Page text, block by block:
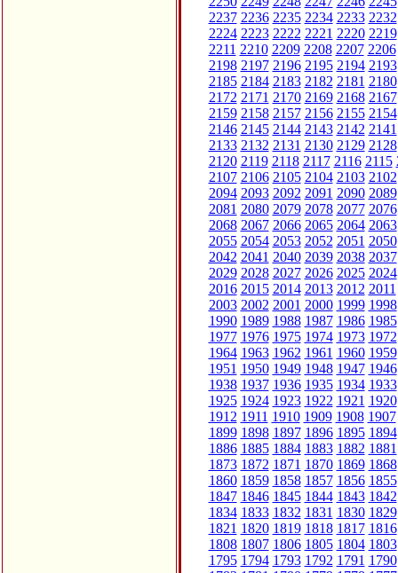
2237 2236 2235 2234 2233 2232
2224 2223 2222 2221 2220 2219
2211 2210 2209 2208 2207 2206
2198 2197 2196 2195 2194 2193
2185 2184 2183 2182 2181 2180
2172 2171 2170 2169 2168 2167
2159 2158 2157 2156 2155 2154
2146 2145 2144 2143 2142 2141
2133 2132 2131 2130 2129 2128
2120 2119 2118 2117 2116 2115
2107 2106 2105 2104 2103 2102
2094 2093 2092 2091 2090 2089
2081 2080 2079 2078 2077 2076
2068 2067 2066 2065 2064 2063
2055 2054 2053 2052 2051 2050
2042 2041 2040 2039 2038 2037
2029 2028 2027 2026 2025 2024
2016 2015 2014 2013 2012 2011
2003 2002 2001 2000 1999 1998
1990 1989 1988 1987 1986 1985
1977 1976 1975 1974 1973 1972
1964 1963 1962 1961 1960 1959
1951 1950 1949 1948 1947 1946
1938 1937 1936 1935 1934 1933
1925 1924 1923 1922 1921 1920
1912 1911 1910 1909 1908 1907
1899 1898 1897 1896 1895 1894
1886 1885 1884 1883 1882 1881
1873 1872 1871 1870 1869 1868
1860 1859 1858 1857 1856 1855
1847 1846 1845 1844 1843 1842
1834 1833 1832 1831 1830 1829
1821 1820 1819 1818 1817 1816
1808 1807 1806 1805 1804 1803
1795 1794 1793 1792 1791 1790